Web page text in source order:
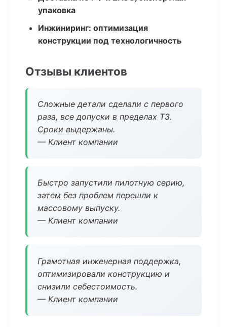
упаковка
Инжиниринг: оптимизация
конструкции под технологичность
Отзывы клиентов
Сложные детали сделали с первого
раза, все допуски в пределах ТЗ.
Сроки выдержаны.
— Клиент компании
Быстро запустили пилотную серию,
затем без проблем перешли к
массовому выпуску.
— Клиент компании
Грамотная инженерная поддержка,
оптимизировали конструкцию и
снизили себестоимость.
— Клиент компании